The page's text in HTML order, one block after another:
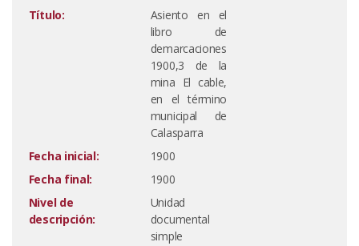
Título:
Asiento en el
libro de
demarcaciones
1900,3 de la
mina El cable,
en el término
municipal de
Calasparra
Fecha inicial:
1900
Fecha final:
1900
Nivel de
descripción:
Unidad
documental
simple